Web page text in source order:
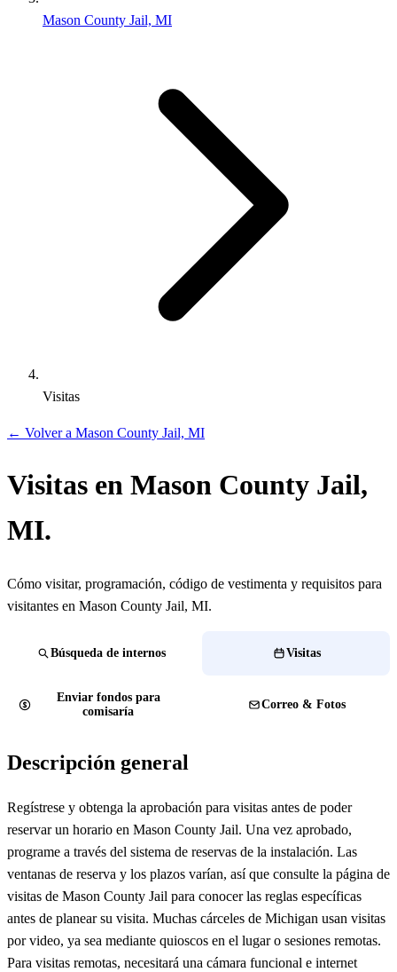
Mason County Jail, MI
Visitas
← Volver a Mason County Jail, MI
Visitas en Mason County Jail,
MI.
Cómo visitar, programación, código de vestimenta y requisitos para
visitantes en Mason County Jail, MI.
Búsqueda de internos Visitas
Enviar fondos para
comisaría
Correo & Fotos
Descripción general
Regístrese y obtenga la aprobación para visitas antes de poder
reservar un horario en Mason County Jail. Una vez aprobado,
programe a través del sistema de reservas de la instalación. Las
ventanas de reserva y los plazos varían, así que consulte la página de
visitas de Mason County Jail para conocer las reglas específicas
antes de planear su visita. Muchas cárceles de Michigan usan visitas
por video, ya sea mediante quioscos en el lugar o sesiones remotas.
Para visitas remotas, necesitará una cámara funcional e internet